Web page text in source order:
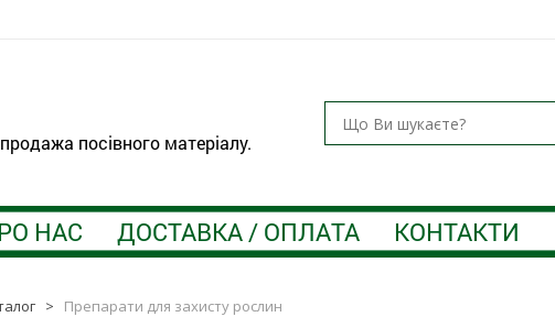
посівного матеріалу.
НАС ДОСТАВКА / ОПЛАТА КОНТАКТИ
> Препарати для захисту рослин